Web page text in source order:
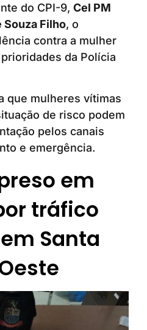
do CPI-9, Cel PM
Souza Filho, o
contra a mulher
da Polícia
que mulheres vítimas
de risco podem
pelos canais
e emergência.
em
tráfico
Santa